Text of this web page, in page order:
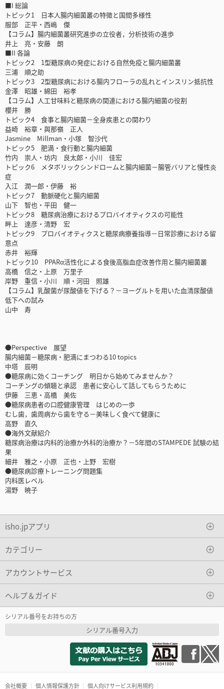
■I 総論
トピック1 日本人腸内細菌叢の特徴と国間多様性
服部 正平・西嶋 傑
【コラム】腸内細菌叢研究進歩の立役者，分析技術の進歩
井上 亮・安藤 朗
■II 各論
トピック2 1型糖尿病の発症における自然免疫と腸内細菌叢
三浦 順之助
トピック3 2型糖尿病における腸内フローラの乱れとインスリン抵抗性
金澤 昭雄・綿田 裕孝
【コラム】人工甘味料と糖尿病の関連における腸内細菌の役割
櫻井 勝
トピック4 食事と腸内細菌－全身疾患との関わり
益崎 裕章・與那嶺 正人
Jasmine Millman・小塚 智沙代
トピック5 肥満・食行動と腸内細菌
竹内 崇人・坊内 良太郎・小川 佳宏
トピック6 メタボリックシンドロームと腸内細菌－腸管バリアと慢性炎
症
入江 潤一郎・伊藤 裕
トピック7 動脈硬化と腸内細菌
山下 智也・平田 健一
トピック8 糖尿病治療におけるプロバイオティクスの可能性
畔上 達彦・清野 宏
トピック9 プロバイオティクスと糖尿病療養指導－日常診療における留
意点
赤井 裕輝
トピック10 PPARα活性化による食後高脂血症改善作用と腸内細菌叢
高橋 信之・上原 万里子
岸野 重信・小川 順・河田 照雄
【コラム】乳酸菌が尿酸値を下げる？－ヨーグルトを用いた血清尿酸値
低下への試み
山中 寿
●Perspective 展望
腸内細菌－糖尿病・肥満にまつわる10 topics
中塔 辰明
●糖尿病に効くコーチング 明日から始めてみませんか？
コーチングの傾聴と承認 患者に安心して話してもらうために
伊藤 三恵・高橋 美佐
●糖尿病患者の口腔健康管理 はじめの一歩
むし歯，歯周病から歯を守る－美味しく食べて健康に
高野 直久
●海外文献紹介
糖尿病治療は内科的治療か外科的治療か？－5年間のSTAMPEDE 試験の結
果
細井 雅之・小原 正也・上野 宏樹
●糖尿病診療トレーニング問題集
内科医レベル
湯野 暁子
isho.jpアプリ
カテゴリー
アカウントサービス
ヘルプ＆ガイド
シリアル番号をお持ちの方
シリアル番号入力
会社概要 個人情報保護方針 個人向けサービス利用規約